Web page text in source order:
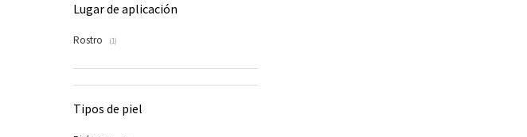
Lugar de aplicación
Rostro (1)
Tipos de piel